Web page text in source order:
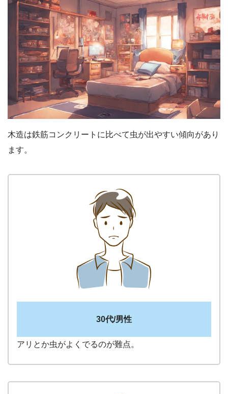
木造は鉄筋コンクリートに比べて虫が出やすい傾向があり
ます。
30代/男性
アリとか虫がよくでるのが難点。